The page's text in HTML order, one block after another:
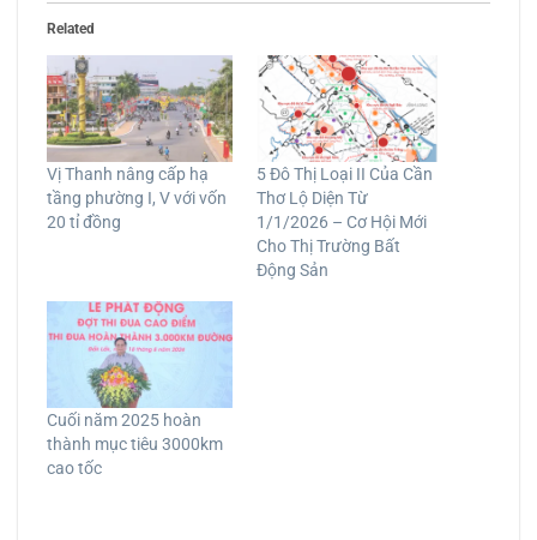
Related
Vị Thanh nâng cấp hạ
tầng phường I, V với vốn
20 tỉ đồng
5 Đô Thị Loại II Của Cần
Thơ Lộ Diện Từ
1/1/2026 – Cơ Hội Mới
Cho Thị Trường Bất
Động Sản
Cuối năm 2025 hoàn
thành mục tiêu 3000km
cao tốc